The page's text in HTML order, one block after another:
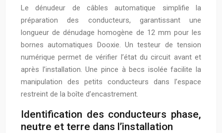
Le dénudeur de câbles automatique simplifie la
préparation des conducteurs, garantissant une
longueur de dénudage homogène de 12 mm pour les
bornes automatiques Dooxie. Un testeur de tension
numérique permet de vérifier l’état du circuit avant et
après l’installation. Une pince à becs isolée facilite la
manipulation des petits conducteurs dans l’espace
restreint de la boîte d’encastrement.
Identification des conducteurs phase,
neutre et terre dans l’installation